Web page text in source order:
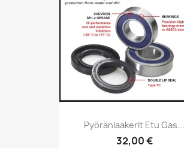
Pyöränlaakerit Etu Gas...
32,00 €